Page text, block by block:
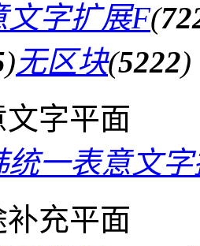
文字扩展F(
)无区块(5222)
字平面
统一表意文
充平面